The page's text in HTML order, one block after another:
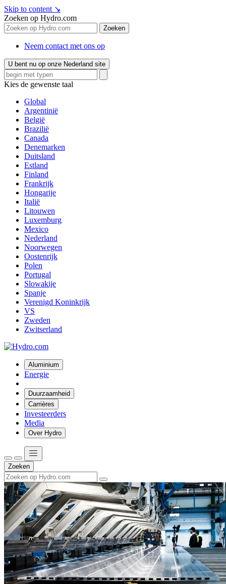
Skip to content ↘
Zoeken op Hydro.com
Zoeken
Neem contact met ons op
U bent nu op onze Nederland site
Kies de gewenste taal
Global
Argentinië
België
Brazilië
Canada
Denemarken
Duitsland
Estland
Finland
Frankrijk
Hongarije
Italië
Litouwen
Luxemburg
Mexico
Nederland
Noorwegen
Oostenrijk
Polen
Portugal
Slowakije
Spanje
Verenigd Koninkrijk
VS
Zweden
Zwitserland
Aluminium
Energie
Duurzaamheid
Carrières
Investeerders
Media
Over Hydro
Zoeken